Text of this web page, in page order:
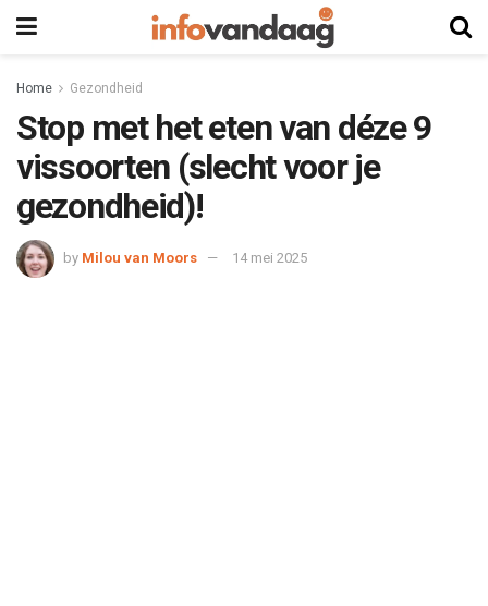
Home Gezondheid
Stop met het eten van déze 9
vissoorten (slecht voor je
gezondheid)!
by Milou van Moors 14 mei 2025